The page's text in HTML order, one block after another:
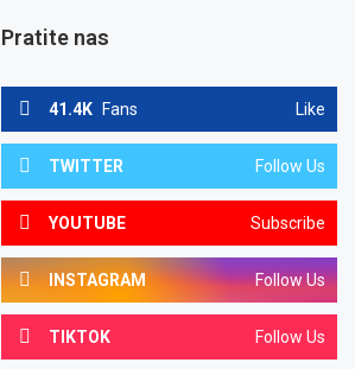
Pratite nas
41.4K Fans Like
TWITTER Follow Us
YOUTUBE Subscribe
INSTAGRAM Follow Us
TIKTOK Follow Us